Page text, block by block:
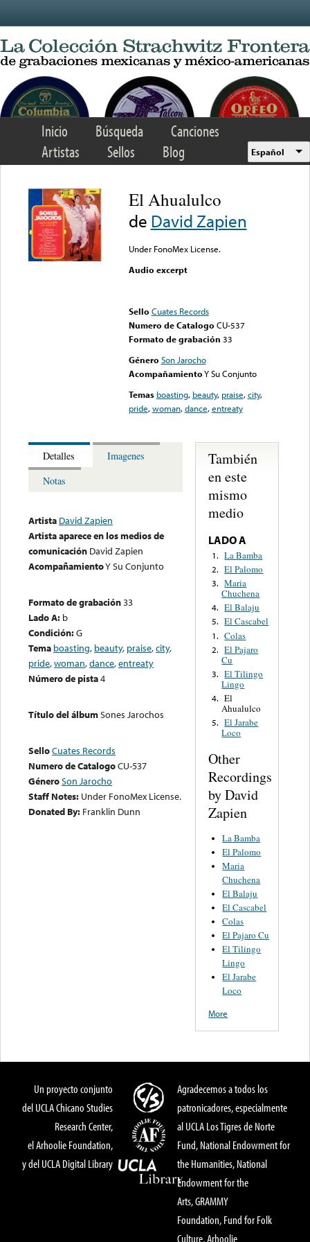
Inicio Búsqueda
Canciones
Artistas
Sellos Blog Español
El Ahualulco
de David Zapien
Under FonoMex License.
Audio excerpt
Sello Cuates Records
Numero de Catalogo CU-537
Formato de grabación 33
Género Son Jarocho
AcompañamientoY Su Conjunto
Temas boasting, beauty, praise,city,
pride,woman,dance,entreaty
Detalles
Imagenes
Notas
Artista David Zapien
Artista aparece en los medios de
comunicación David Zapien
AcompañamientoY Su Conjunto
Formato de grabación33
Lado A: b
Condición:G
Tema boasting, beauty, praise,city,
pride,woman,dance,entreaty
Número de pista4
Título del álbumSones Jarochos
SelloCuates Records
Numero de CatalogoCU-537
GéneroSon Jarocho
Staff Notes: Under FonoMex License.
Donated By: Franklin Dunn
También
en este
mismo
medio
LADO A
1. La Bamba
2. El Palomo
3. Maria
Chuchena
4. El Balaju
5. El Cascabel
1. Colas
2. El Pajaro
Cu
3. El Tilingo
Lingo
4. El
Ahualulco
5. El Jarabe
Loco
Other
Recordings
by David
Zapien
La Bamba
El Palomo
Maria
Chuchena
El Balaju
El Cascabel
Colas
El Pajaro Cu
El Tilingo
Lingo
El Jarabe
Loco
More
Un proyecto conjunto
del UCLA Chicano Studies
Research Center,
el Arhoolie Foundation,
y del UCLA Digital Library
Agradecemos a todos los
patronicadores, especialmente
al UCLA Los Tigres de Norte
Fund, National Endowment for
the Humanities, National
Endowment for the
Arts, GRAMMY
Foundation, Fund for Folk
Culture, Arhoolie